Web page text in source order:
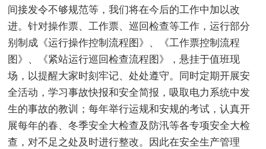
间接发令不够规范等，我们将在今后的工作中加以改
进。针对操作票、工作票、巡回检查等工作，运行部分
别制成《运行操作控制流程图》、《工作票控制流程
图》、《紧站运行巡回检查流程图》，悬挂于值班现
场，以提醒大家时刻牢记、处处遵守。同时定期开展安
全活动，学习事故快报和安全简报，吸取电力系统中发
生的事故的教训；每年举行运规和安规的考试，认真开
展每年的春、冬季安全大检查及防汛等各专项安全大检
查，对不足之处及时进行整改。因此在安全生产管理